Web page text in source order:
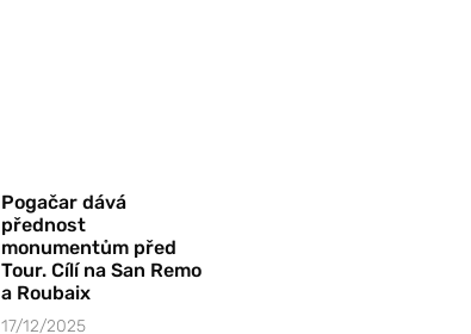
Pogačar dává
přednost
monumentům před
Tour. Cílí na San Remo
a Roubaix
17/12/2025